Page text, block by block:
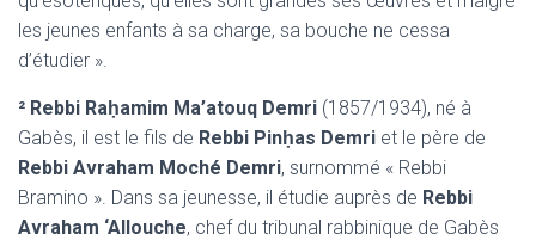
les jeunes enfants à sa charge, sa bouche ne cessa
d’étudier ».
² Rebbi Raḥamim Ma’atouq Demri (1857/1934), né à
Gabès, il est le fils de Rebbi Pinḥas Demri et le père de
Rebbi Avraham Moché Demri, surnommé « Rebbi
Bramino ». Dans sa jeunesse, il étudie auprès de Rebbi
Avraham ‘Allouche, chef du tribunal rabbinique de Gabès